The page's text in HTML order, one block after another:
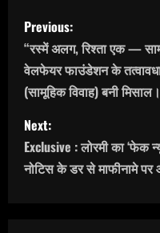
P
o
s
t
n
Previous:
“रस्में अलग, रिश्ता एक —
वेलफेयर फाउंडेशन के
(सामूहिक विवाह) बनी मिसाल।
Next:
Exclusive : लोरमी का ‘फेक
नोटिस के डर से माफीनामे